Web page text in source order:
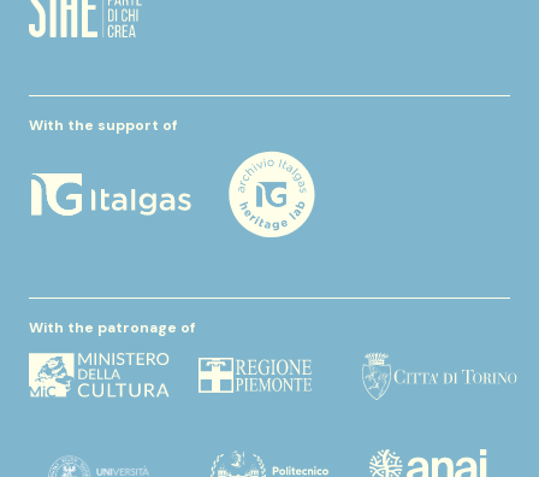
With the support of
With the patronage of